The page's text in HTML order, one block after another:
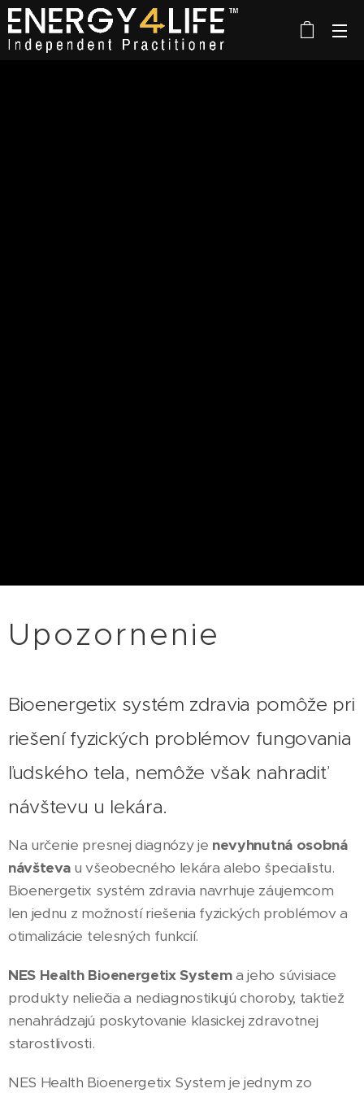
Upozornenie
Bioenergetix systém zdravia pomôže pri
riešení fyzických problémov fungovania
ľudského tela, nemôže však nahradiť
návštevu u lekára.
Na určenie presnej diagnózy je nevyhnutná osobná
návštevau všeobecného lekára alebo špecialistu.
Bioenergetix systém zdravia navrhuje záujemcom
len jednu z možností riešenia fyzických problémov a
otimalizácie telesných funkcií.
NES Health Bioenergetix Systema jeho súvisiace
produkty neliečia a nediagnostikujú choroby, taktiež
nenahrádzajú poskytovanie klasickej zdravotnej
starostlivosti.
NES Health Bioenergetix System je jednym zo